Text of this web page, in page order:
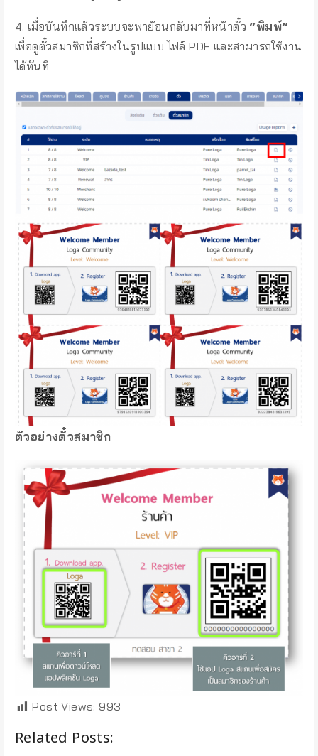
4. เมื่อบันทึกแล้วระบบจะพาย้อนกลับมาที่หน้าตั๋ว “พิมพ์”
เพื่อดูตั๋วสมาชิกที่สร้างในรูปแบบ ไฟล์ PDF และสามารถใช้งาน
ได้ทันที
ตัวอย่างตั๋วสมาชิก
Post Views: 993
Related Posts: